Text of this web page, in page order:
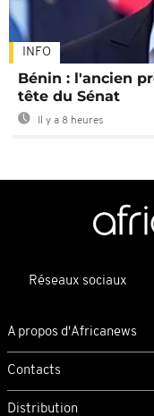
INFO
Bénin : l'ancien
tête du Sénat
Il y a 8 heures
Réseaux sociaux
A propos d'Africanews
Contacts
Distribution